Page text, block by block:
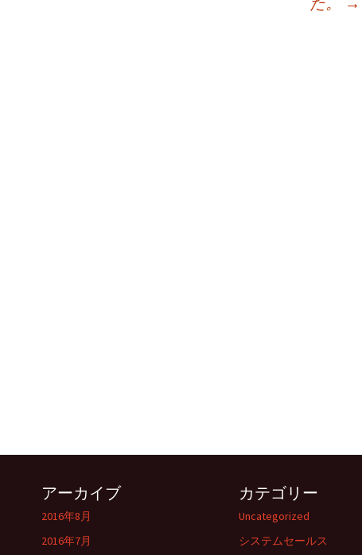
アーカイブ
2016年8月
2016年7月
カテゴリー
Uncategorized
システムセールス